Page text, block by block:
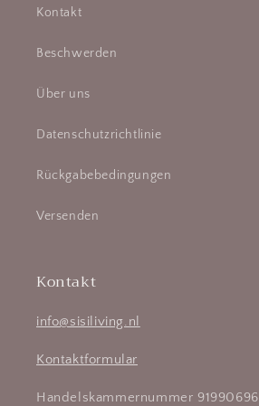
Kontakt
Beschwerden
Über uns
Datenschutzrichtlinie
Rückgabebedingungen
Versenden
Kontakt
info@sisiliving.nl
Kontaktformular
Handelskammernummer 91990696